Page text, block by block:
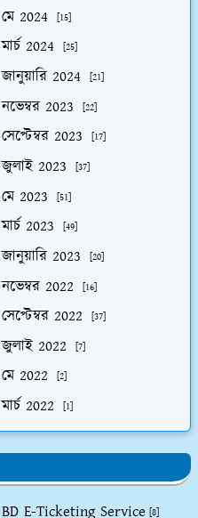
মে 2024 [15]
মার্চ 2024 [25]
জানুয়ারি 2024 [21]
নভেম্বর 2023 [22]
সেপ্টেম্বর 2023 [17]
জুলাই 2023 [37]
মে 2023 [51]
মার্চ 2023 [49]
জানুয়ারি 2023 [20]
নভেম্বর 2022 [16]
সেপ্টেম্বর 2022 [37]
জুলাই 2022 [7]
মে 2022 [2]
মার্চ 2022 [1]
BD E-Ticketing Service [8]